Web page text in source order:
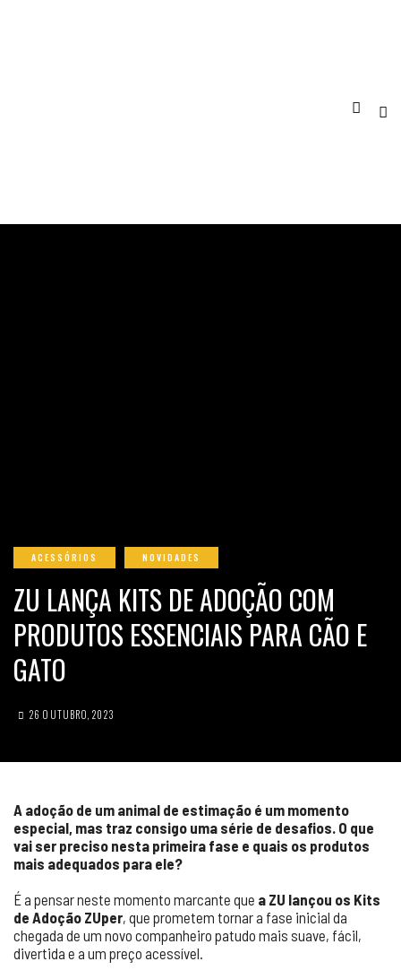
ACESSÓRIOS NOVIDADES
ZU LANÇA KITS DE ADOÇÃO COM
PRODUTOS ESSENCIAIS PARA CÃO E
GATO
26 OUTUBRO, 2023
A adoção de um animal de estimação é um momento
especial, mas traz consigo uma série de desafios. O que
vai ser preciso nesta primeira fase e quais os produtos
mais adequados para ele?
É a pensar neste momento marcante que a ZU lançou os Kits
de Adoção ZUper, que prometem tornar a fase inicial da
chegada de um novo companheiro patudo mais suave, fácil,
divertida e a um preço acessível.